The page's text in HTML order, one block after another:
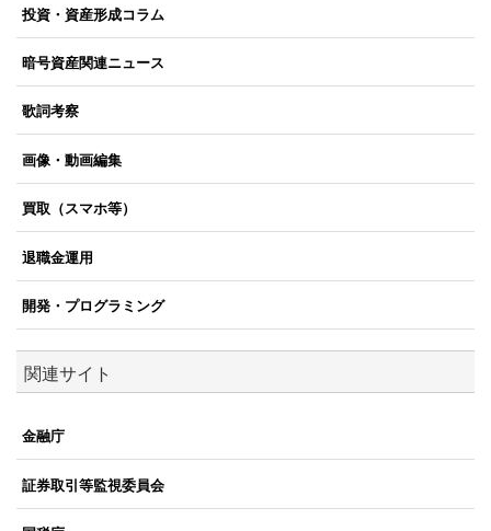
投資・資産形成コラム
暗号資産関連ニュース
歌詞考察
画像・動画編集
買取（スマホ等）
退職金運用
開発・プログラミング
関連サイト
金融庁
証券取引等監視委員会